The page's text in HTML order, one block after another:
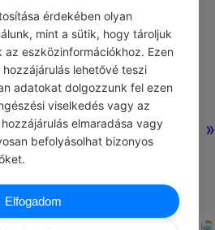
»
CHATGPT
érdekében olyan
mint a sütik, hogy tároljuk
eszközinformációkhoz. Ezen
lehetővé teszi
adatokat dolgozzunk fel ezen
viselkedés vagy az
elmaradása vagy
befolyásolhat bizonyos
Elfogadom